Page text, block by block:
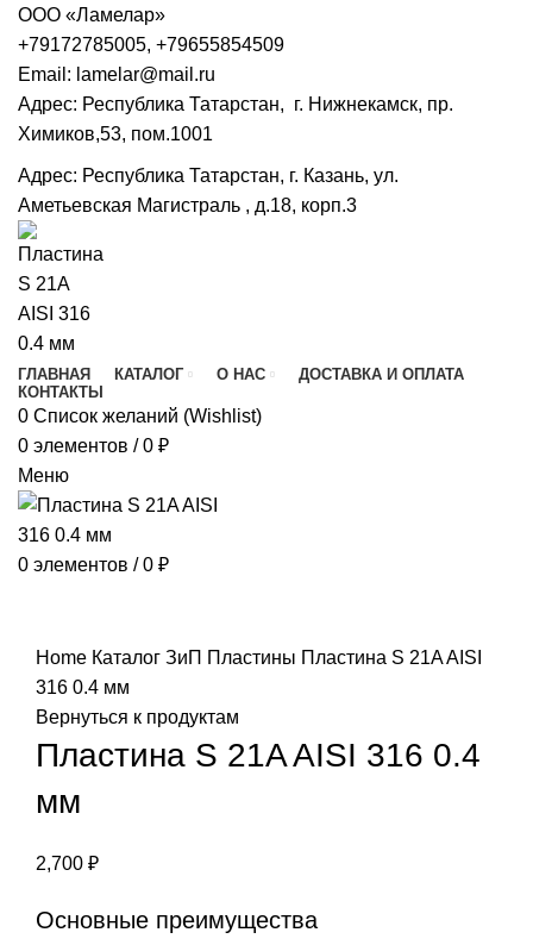
ООО «Ламелар»
+79172785005, +79655854509
Email: lamelar@mail.ru
Адрес: Республика Татарстан, г. Нижнекамск, пр.
Химиков,53, пом.1001
Адрес: Республика Татарстан, г. Казань, ул.
Аметьевская Магистраль , д.18, корп.3
ГЛАВНАЯ КАТАЛОГ О НАС
ДОСТАВКА И ОПЛАТА
КОНТАКТЫ
0 Список желаний (Wishlist)
0 элементов / 0 ₽
Меню
0 элементов / 0 ₽
Home Каталог ЗиП Пластины Пластина S 21A AISI
316 0.4 мм
Вернуться к продуктам
Пластина S 21A AISI 316 0.4
мм
2,700 ₽
Основные преимущества